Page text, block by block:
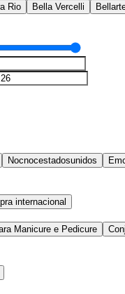
Rio Bella Vercelli
Nocnocestadosunidos
internacional
Manicure e Pedicure